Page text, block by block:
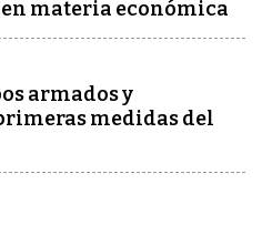
materia económica
armados y
medidas del